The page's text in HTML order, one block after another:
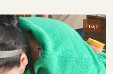
קפה